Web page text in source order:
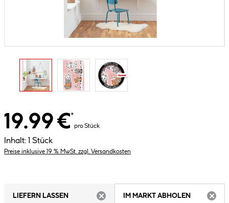
19.99 €*
pro Stück
Inhalt: 1 Stück
Preise inklusive 19 % MwSt. zzgl. Versandkosten
LIEFERN LASSEN
IM MARKT ABHOLEN